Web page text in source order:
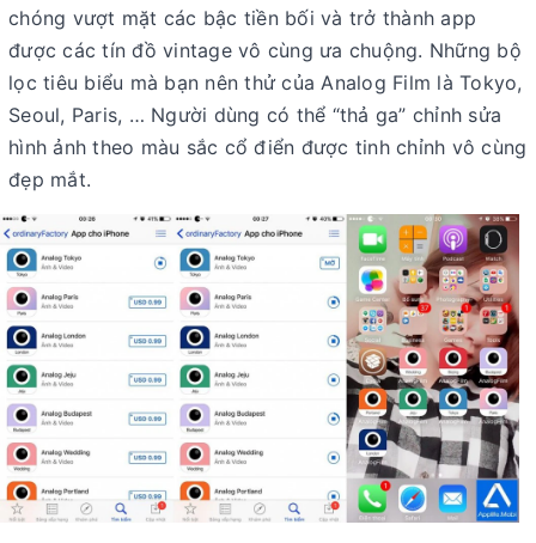
chóng vượt mặt các bậc tiền bối và trở thành app
được các tín đồ vintage vô cùng ưa chuộng. Những bộ
lọc tiêu biểu mà bạn nên thử của Analog Film là Tokyo,
Seoul, Paris, … Người dùng có thể “thả ga” chỉnh sửa
hình ảnh theo màu sắc cổ điển được tinh chỉnh vô cùng
đẹp mắt.